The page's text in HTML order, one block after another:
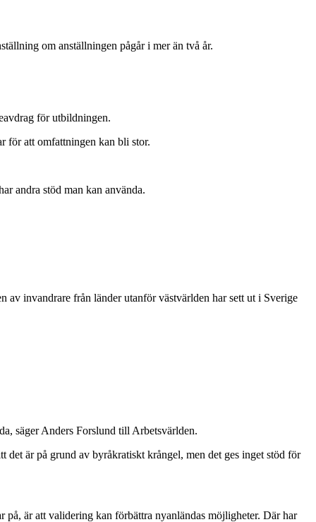
om anställningen pågår i mer än två år.
för utbildningen.
för att omfattningen kan bli stor.
andra stöd man kan använda.
invandrare från länder utanför västvärlden har sett ut i Sverige
säger Anders Forslund till Arbetsvärlden.
det är på grund av byråkratiskt krångel, men det ges inget stöd för
är att validering kan förbättra nyanländas möjligheter. Där har